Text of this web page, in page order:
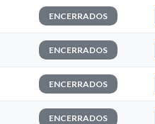
ENCERRADOS
ENCERRADOS
ENCERRADOS
ENCERRADOS